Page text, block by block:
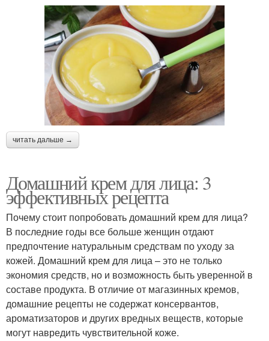
читать дальше →
Домашний крем для лица: 3
эффективных рецепта
Почему стоит попробовать домашний крем для лица?
В последние годы все больше женщин отдают
предпочтение натуральным средствам по уходу за
кожей. Домашний крем для лица – это не только
экономия средств, но и возможность быть уверенной в
составе продукта. В отличие от магазинных кремов,
домашние рецепты не содержат консервантов,
ароматизаторов и других вредных веществ, которые
могут навредить чувствительной коже.